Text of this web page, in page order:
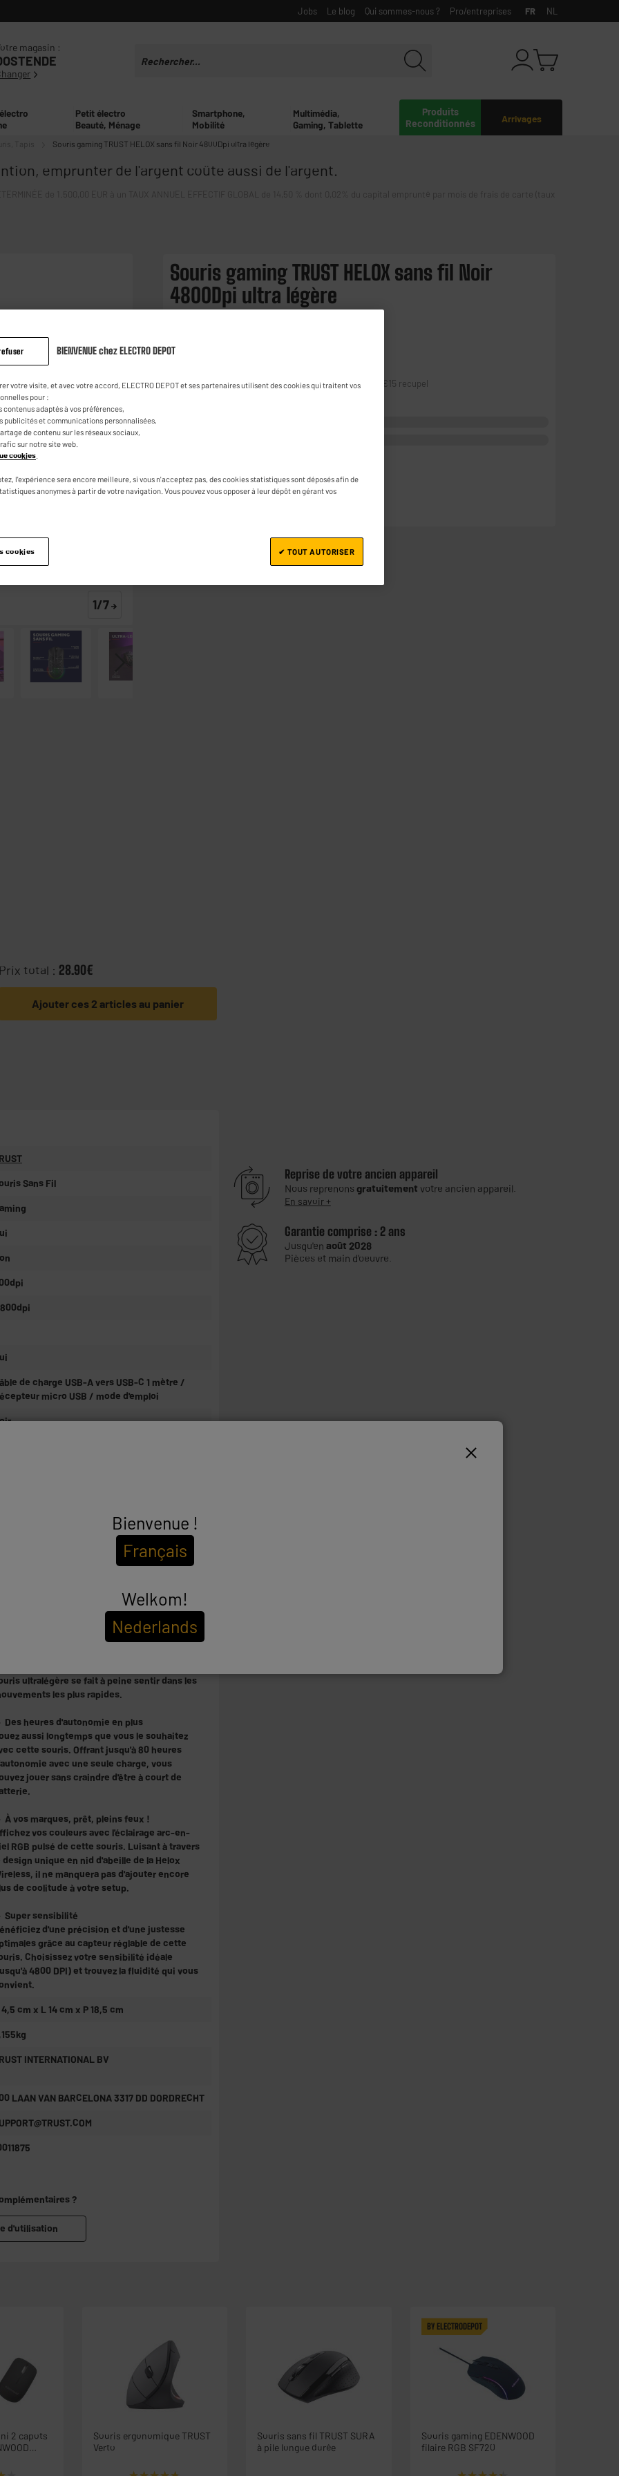
Jobs Le blog Qui sommes-nous ? Pro/entreprises FR NL
magasin :
Arrivages
Produits
Reconditionnés
Petit électro
Beauté, Ménage
Smartphone,
Mobilité
Multimédia,
Gaming, Tablette
Tapis Souris gaming TRUST HELOX sans fil Noir 4800Dpi ultra légère
emprunter de l'argent coûte aussi de l'argent.
de 1.500,00 EUR à un TAUX ANNUEL EFFECTIF GLOBAL de 14,50 % dont 0,02% du capital emprunté par mois de frais de carte (taux
Souris gaming TRUST HELOX sans fil Noir
4800Dpi ultra légère
même
1/7
13
Dont0€15 Dont € 15
Ajouter au panier
Prix total : 28.90€
Ajouter ces 2 articles au panier
Reprise de votre ancien appareil
Nous reprenons gratuitement votre ancien appareil.
En savoir +
Garantie comprise : 2 ans
Jusqu'en août 2028
Pièces et main d'oeuvre.
Sans Fil
de charge USB-A vers USB-C 1 mètre /
micro USB / mode d'emploi
une latence ultra-faible, la Helox Wireless
offre une connexion sans fil comme jamais
En veillant à ce que chaque
bénéficiez de temps de réponse
rapides au bout des doigts.
ultralégère se fait à peine sentir dans les
les plus rapides.
Des heures d'autonomie en plus
aussi longtemps que vous le souhaitez
cette souris. Offrant jusqu'à 80 heures
avec une seule charge, vous
jouer sans craindre d'être à court de
À vos marques, prêt, pleins feux !
vos couleurs avec l'éclairage arc-en-
RGB pulsé de cette souris. Luisant à travers
design unique en nid d'abeille de la Helox
il ne manquera pas d'ajouter encore
de coolitude à votre setup.
Super sensibilité
d'une précision et d'une justesse
grâce au capteur réglable de cette
Choisissez votre sensibilité idéale
4800 DPI) et trouvez la fluidité qui vous
4,5 cm x L 14 cm x P 18,5 cm
INTERNATIONAL BV
LAAN VAN BARCELONA 3317 DD DORDRECHT
?
d'utilisation
2 capots
Souris ergonomique TRUST
Verto
Souris sans fil TRUST SURA
à pile longue durée
BY ELECTRODEPOT
Souris gaming EDENWOOD
filaire RGB SF720
BIENVENUE chez ELECTRO DEPOT
votre visite, et avec votre accord, ELECTRO DEPOT et ses partenaires utilisent des cookies qui traitent vos
pour :
contenus adaptés à vos préférences,
publicités et communications personnalisées,
de contenu sur les réseaux sociaux,
sur notre site web.
cookies
l'expérience sera encore meilleure, si vous n'acceptez pas, des cookies statistiques sont déposés afin de
anonymes à partir de votre navigation. Vous pouvez vous opposer à leur dépôt en gérant vos
cookies ✔ TOUT AUTORISER
Bienvenue !
Français
Welkom!
Nederlands